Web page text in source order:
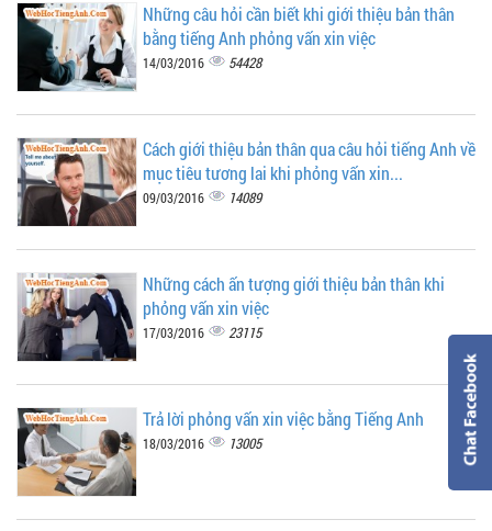
Những câu hỏi cần biết khi giới thiệu bản thân
bằng tiếng Anh phỏng vấn xin việc
14/03/2016 54428
Cách giới thiệu bản thân qua câu hỏi tiếng Anh về
mục tiêu tương lai khi phỏng vấn xin...
09/03/2016 14089
Những cách ấn tượng giới thiệu bản thân khi
phỏng vấn xin việc
17/03/2016 23115
Trả lời phỏng vấn xin việc bằng Tiếng Anh
18/03/2016 13005